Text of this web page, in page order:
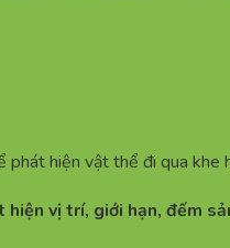
hiện vật thể đi qua khe
hiện vị trí, giới hạn, đếm